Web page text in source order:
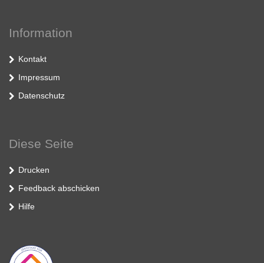
Information
Kontakt
Impressum
Datenschutz
Diese Seite
Drucken
Feedback abschicken
Hilfe